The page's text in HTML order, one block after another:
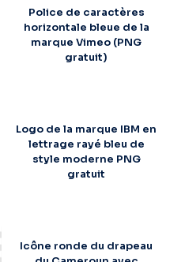
Police de caractères
horizontale bleue de la
marque Vimeo (PNG
gratuit)
Logo de la marque IBM en
lettrage rayé bleu de
style moderne PNG
gratuit
Icône ronde du drapeau